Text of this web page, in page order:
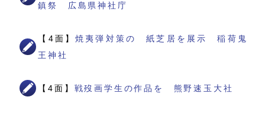
鎮祭 広島県神社庁
【4面】焼夷弾対策の 紙芝居を展示 稲荷鬼
王神社
【4面】 戦歿画学生の作品を 熊野速玉大社